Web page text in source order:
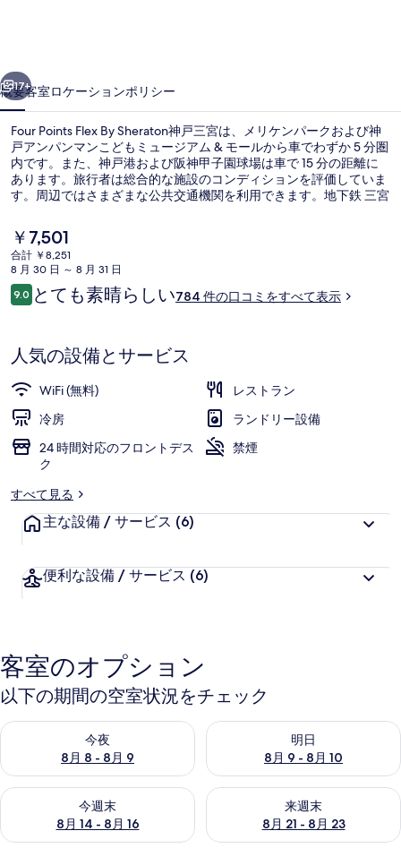
三
宮
の
写
真
ャ
ラ
リ
17+
概要客室ロケーションポリシー
Four Points Flex By Sheraton神戸三宮は、メリケンパークおよび神
戸アンパンマンこどもミュージアム & モールから車でわずか 5 分圏
内です。また、神戸港および阪神甲子園球場は車で 15 分の距離に
あります。旅行者は総合的な施設のコンディションを評価していま
す。周辺ではさまざまな公共交通機関を利用できます。地下鉄 三宮
現
在
の
料
金
で
す
￥7,501
合計 ￥8,251
8 月 30 日 ～ 8 月 31 日
口
コ
9.010段階中9.0
とても素晴らしい784 件の口コミをすべて表示
人気の設備とサービス
WiFi (無料)
レストラン
冷房
ランドリー設備
24 時間対応のフロントデス
ク
禁煙
すべて見る
主な設備 / サービス (6)
便利な設備 / サービス (6)
客室のオプション
以下の期間の空室状況をチェック
今夜
8月 8 - 8月 9
今夜 8月 8 - 8月 9 の空室状況をチェック
明日
8月 9 - 8月 10
明日 8月 9 - 8月 10 の空室状
今週末
8月 14 - 8月 16
今週末 8月 14 - 8月 16 の空室状況をチェック
来週末
8月 21 - 8月 23
来週末 8月 21 - 8月 23 の空室